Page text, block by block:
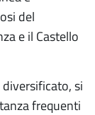
del
e il Castello
diversificato, si
frequenti